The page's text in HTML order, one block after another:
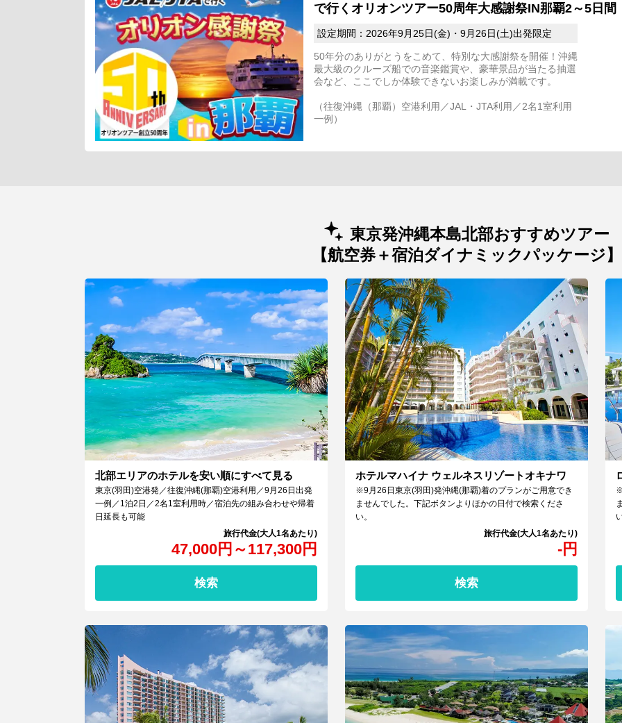
で行くオリオンツアー50周年大感謝祭IN那覇2～5日間
設定期間：2026年9月25日(金)・9月26日(土)出発限定
50年分のありがとうをこめて、特別な大感謝祭を開催！沖縄
最大級のクルーズ船での音楽鑑賞や、豪華景品が当たる抽選
会など、ここでしか体験できないお楽しみが満載です。
（往復沖縄（那覇）空港利用／JAL・JTA利用／2名1室利用
一例）
東京発沖縄本島北部おすすめツアー
【航空券＋宿泊ダイナミックパッケージ】
北部エリアのホテルを安い順にすべて見る
47,000円 ～117,300円
東京(羽田)空港発／往復沖縄(那覇)空港利用／9月26日出発
一例／1泊2日／2名1室利用時／宿泊先の組み合わせや帰着
日延長も可能
検索
ホテルマハイナ ウェルネスリゾートオキナワ
-円
※9月26日東京(羽田)発沖縄(那覇)着のプランがご用意でき
ませんでした。下記ボタンよりほかの日付で検索くださ
い。
検索